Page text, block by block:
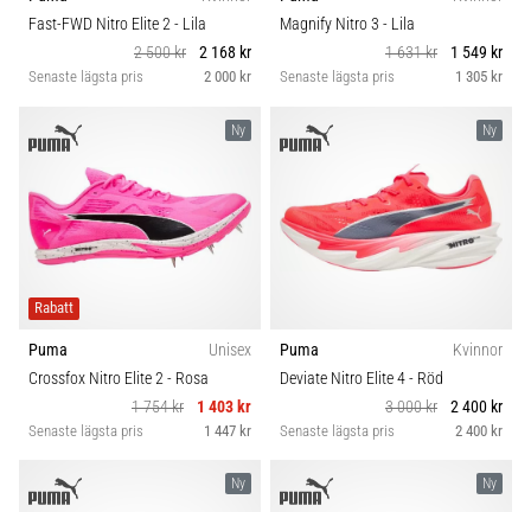
Hur
det
var
används
6. 8. 2026
9 min. läsning
Löparknä:
Orsaker,
och
åtgärder
Kategori
Komfort och dämpning
Skobredd
Carbon
Fast-FWD Nitro Elite 2- Lila
2 500 kr
2 168 kr
Senaste lägsta pris 2 000 kr
Magnify Nitro 3 - Lila
1 631 kr
1 549 kr
Senaste lägsta pris 1 305 kr
Ny
Rabatt
Puma
Unisex
Crossfox Nitro Elite 2- Rosa
1 754 kr
1 403 kr
Senaste lägsta pris 1 447 kr
Ny
Puma
Kvinnor
Deviate Nitro Elite 4- Röd
3 000 kr
2 400 kr
Senaste lägsta pris 2 400 kr
Ny Ny